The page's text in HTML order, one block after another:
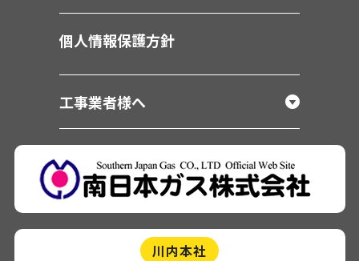
個人情報保護方針
工事業者様へ
川内本社